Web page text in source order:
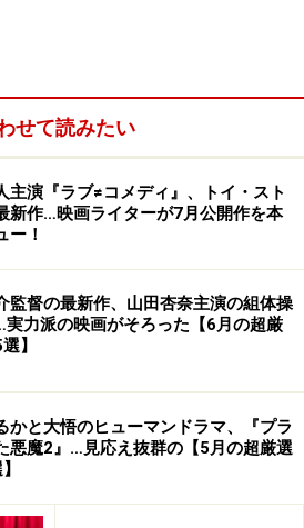
せて読みたい
主演『ラブ≠コメディ』、トイ・スト
新作…映画ライターが7月公開作を本
ー！
監督の最新作、山田杏奈主演の組体操
力派の映画がそろった【6月の超厳
】
かと大悟のヒューマンドラマ、『プラ
悪魔2』…見応え抜群の【5月の超厳選